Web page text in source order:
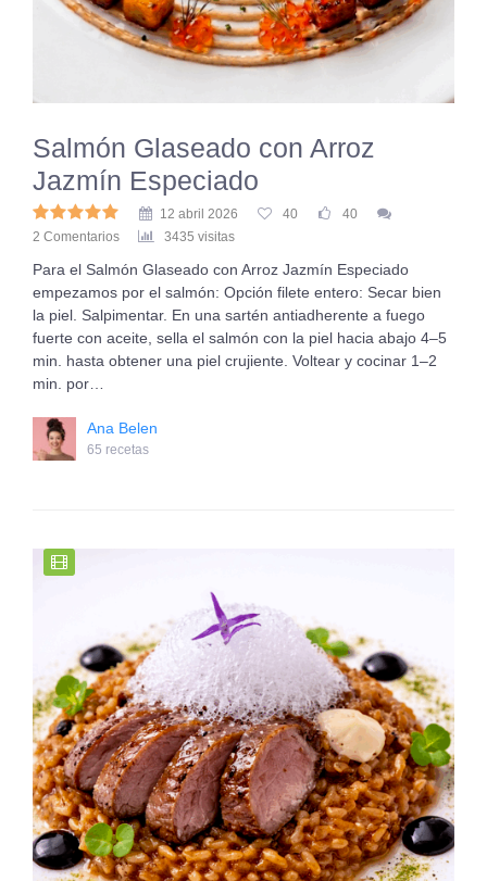
Salmón Glaseado con Arroz
Jazmín Especiado
12 abril 2026 40
40
2 Comentarios
3435 visitas
Para el Salmón Glaseado con Arroz Jazmín Especiado
empezamos por el salmón: Opción filete entero: Secar bien
la piel. Salpimentar. En una sartén antiadherente a fuego
fuerte con aceite, sella el salmón con la piel hacia abajo 4–5
min. hasta obtener una piel crujiente. Voltear y cocinar 1–2
min. por…
Ana Belen
65 recetas